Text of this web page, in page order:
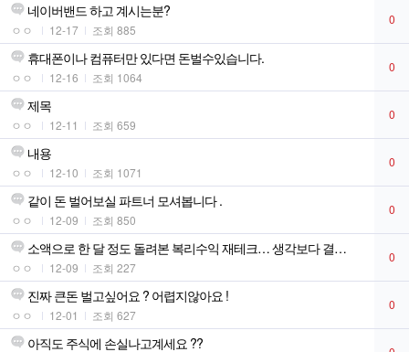
네이버밴드 하고 계시는분?
ㅇㅇ 12-17 조회 885
0
휴대폰이나 컴퓨터만 있다면 돈벌수있습니다.
ㅇㅇ 12-16 조회 1064
0
제목
ㅇㅇ 12-11 조회 659
0
내용
ㅇㅇ 12-10 조회 1071
0
같이 돈 벌어보실 파트너 모셔봅니다 .
ㅇㅇ 12-09 조회 850
0
소액으로 한 달 정도 돌려본 복리수익 재테크… 생각보다 결과가 괜찮네요
ㅇㅇ 12-09 조회 227
0
진짜 큰돈 벌고싶어요 ? 어렵지않아요 !
ㅇㅇ 12-01 조회 627
0
아직도 주식에 손실나고계세요 ??